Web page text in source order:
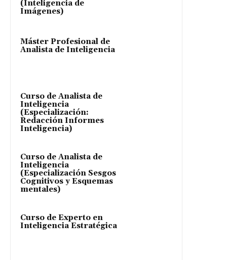
(Inteligencia de
Imágenes)
Máster Profesional de
Analista de Inteligencia
Curso de Analista de
Inteligencia
(Especialización:
Redacción Informes
Inteligencia)
Curso de Analista de
Inteligencia
(Especialización Sesgos
Cognitivos y Esquemas
mentales)
Curso de Experto en
Inteligencia Estratégica